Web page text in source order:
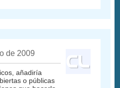
de 2009
añadiría
o públicas